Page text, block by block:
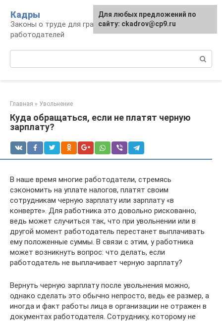
контенту
Кадры
Законы о труде для граждан и
работодателей
Главная » Увольнение
Куда обращаться, если не платят черную
зарплату?
В наше время многие работодатели, стремясь
сэкономить на уплате налогов, платят своим
сотрудникам черную зарплату или зарплату «в
конверте». Для работника это довольно рискованно,
ведь может случиться так, что при увольнении или в
другой момент работодатель перестанет выплачивать
ему положенные суммы. В связи с этим, у работника
может возникнуть вопрос: что делать, если
работодатель не выплачивает черную зарплату?
Вернуть черную зарплату после увольнения можно,
однако сделать это обычно непросто, ведь ее размер, а
иногда и факт работы лица в организации не отражен в
документах работодателя. Сотруднику, которому не
Для любых предложений по
сайту: ckadrov@cp9.ru